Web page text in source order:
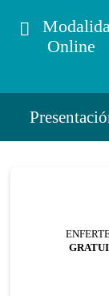
Online